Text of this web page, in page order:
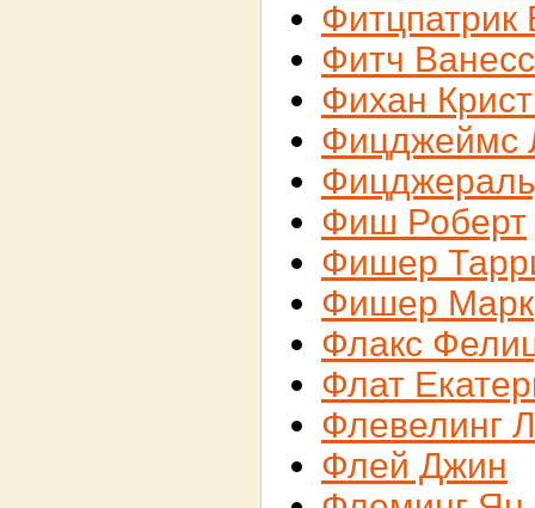
Фитцпатрик
Фитч
Фихан
Фицджеймс
Фиш Роберт
Фишер
Фишер Марк
Флакс
Флат
Флевелинг
Флей Джин